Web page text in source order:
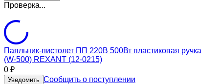
Проверка...
Паяльник-пистолет ПП 220В 500Вт пластиковая ручка
(W-500) REXANT (12-0215)
0 ₽
Уведомить Сообщить о поступлении